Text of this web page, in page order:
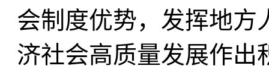
会制度优势，发挥地方
济社会高质量发展作出